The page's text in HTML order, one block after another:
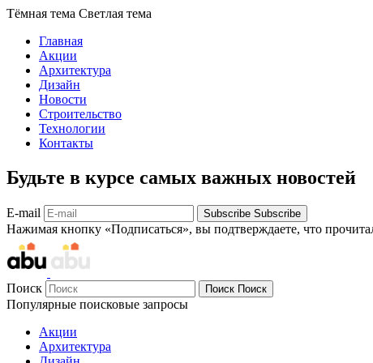
Тёмная тема Светлая тема
Главная
Акции
Архитектура
Дизайн
Новости
Строительство
Технологии
Контакты
Будьте в курсе самых важных новостей
E-mail Subscribe Subscribe
Нажимая кнопку «Подписаться», вы подтверждаете, что
Поиск Поиск Поиск
Популярные поисковые запросы
Акции
Архитектура